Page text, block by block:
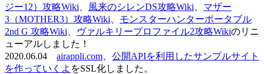
ジー12）攻略Wiki
風来のシレンDS攻略Wiki
マザー
3（MOTHER3）攻略Wiki
モンスターハンターポータブル
2nd G 攻略Wiki
ヴァルキリープロファイル2攻略Wikiのリニ
ューアルしました！
2020.06.04 airappli.com
公開APIを利用したサンプルサイト
を作っていくよ をSSL化しました。